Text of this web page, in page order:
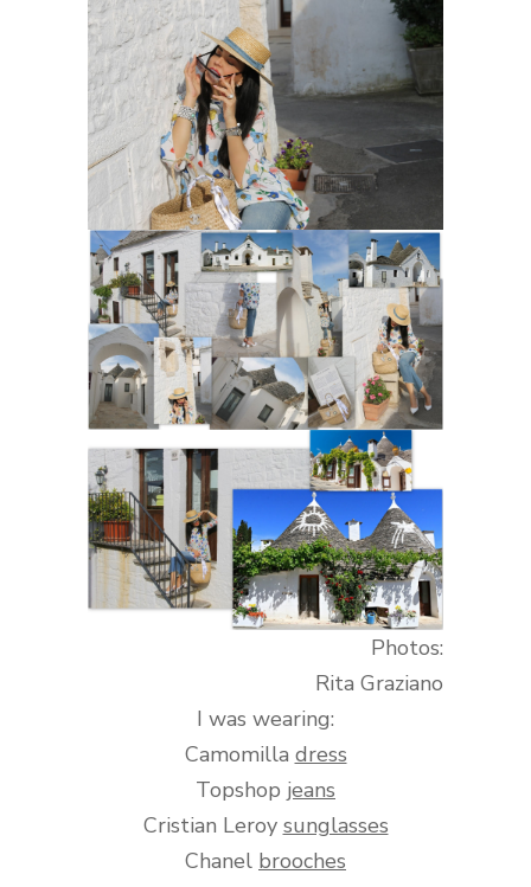
Photos:
Rita Graziano
I was wearing:
Camomilla dress
Topshop jeans
Cristian Leroy sunglasses
Chanel brooches